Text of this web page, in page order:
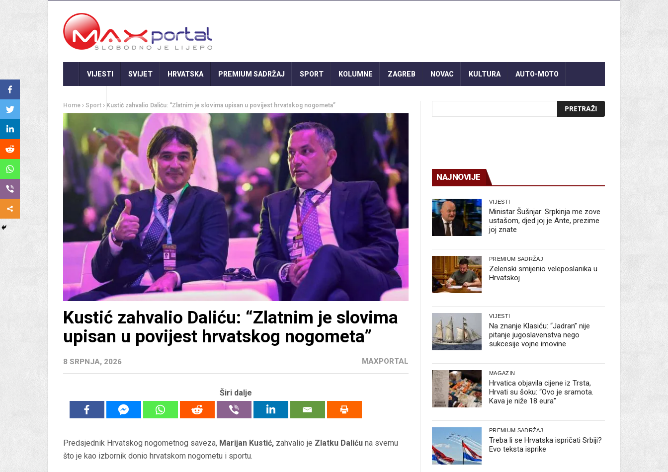
VIJESTI SVIJET HRVATSKA PREMIUM SADRŽAJ SPORT KOLUMNE ZAGREB NOVAC KULTURA AUTO-MOTO
Home Sport Kustić zahvalio Daliću: “Zlatnim je slovima upisan u povijest hrvatskog nogometa”
Kustić zahvalio Daliću: “Zlatnim je slovima
upisan u povijest hrvatskog nogometa”
8 SRPNJA, 2026 MAXPORTAL
Širi dalje
Predsjednik Hrvatskog nogometnog saveza, Marijan Kustić, zahvalio je Zlatku Daliću na svemu
što je kao izbornik donio hrvatskom nogometu i sportu.
NAJNOVIJE
VIJESTI
Ministar Šušnjar: Srpkinja me zove
ustašom, djed joj je Ante, prezime
joj znate
PREMIUM SADRŽAJ
Zelenski smijenio veleposlanika u
Hrvatskoj
VIJESTI
Na znanje Klasiću: “Jadran” nije
pitanje jugoslavenstva nego
sukcesije vojne imovine
MAGAZIN
Hrvatica objavila cijene iz Trsta,
Hrvati su šoku: “Ovo je sramota.
Kava je niže 18 eura”
PREMIUM SADRŽAJ
Treba li se Hrvatska ispričati Srbiji?
Evo teksta isprike